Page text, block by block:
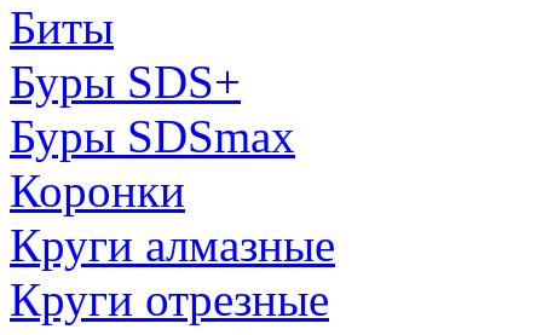
Биты
Буры SDS+
Буры SDSmax
Коронки
Круги алмазные
Круги отрезные